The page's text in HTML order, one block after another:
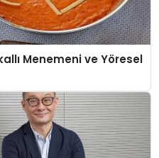
Menemeni ve Yöresel